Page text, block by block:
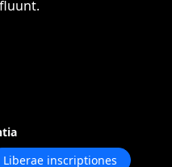
Liberae inscriptiones